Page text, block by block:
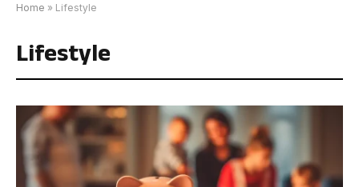
Home » Lifestyle
Lifestyle